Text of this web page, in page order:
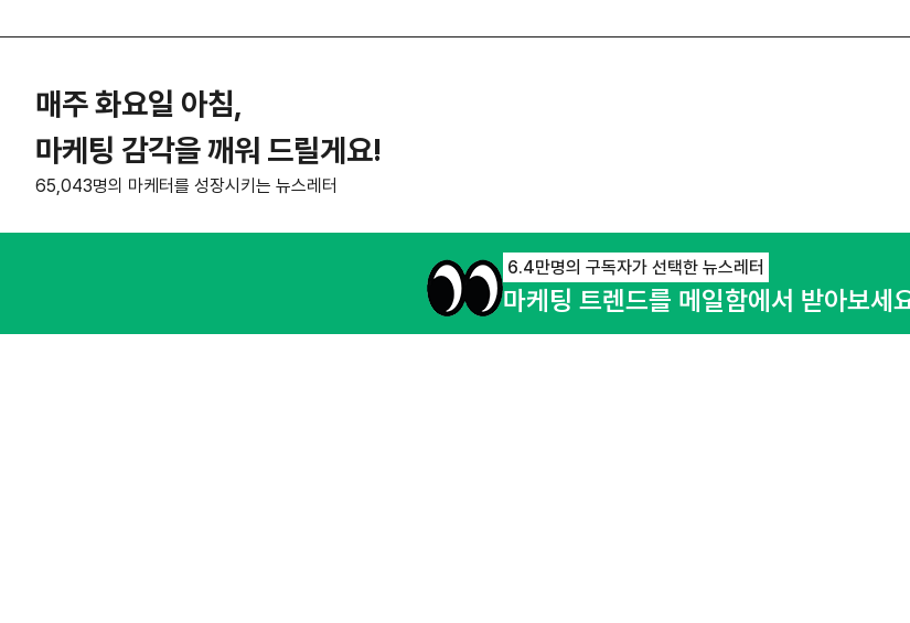
매주 화요일 아침,
마케팅 감각을 깨워 드릴게요!
65,043명의 마케터를 성장시키는 뉴스레터
오픈애즈란 공지사항
6.4만명의 구독자가 선택한 뉴스레터
마케팅 트렌드를 메일함에서 받아보세